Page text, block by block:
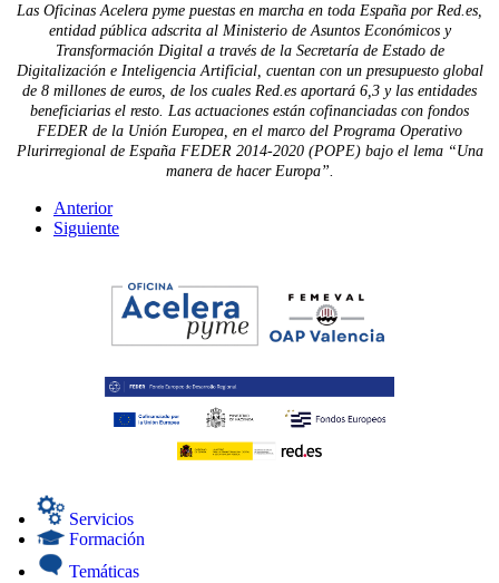
Las Oficinas Acelera pyme puestas en marcha en toda España por Red.es,
entidad pública adscrita al Ministerio de Asuntos Económicos y
Transformación Digital a través de la Secretaría de Estado de
Digitalización e Inteligencia Artificial, cuentan con un presupuesto global
de 8 millones de euros, de los cuales Red.es aportará 6,3 y las entidades
beneficiarias el resto. Las actuaciones están cofinanciadas con fondos
FEDER de la Unión Europea, en el marco del Programa Operativo
Plurirregional de España FEDER 2014-2020 (POPE) bajo el lema “Una
manera de hacer Europa”.
Anterior
Siguiente
Servicios
Formación
Temáticas